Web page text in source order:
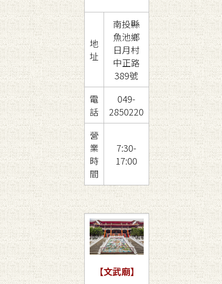
地
址
南投縣
魚池鄉
日月村
中正路
389號
電
話
049-
2850220
營
業
時
間
7:30-
17:00
【文武廟】